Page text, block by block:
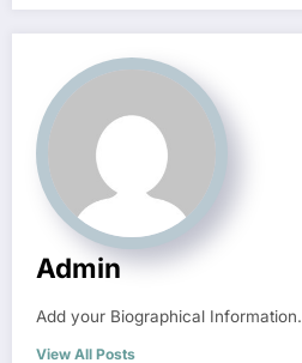
Admin
Add your Biographical Information.
View All Posts